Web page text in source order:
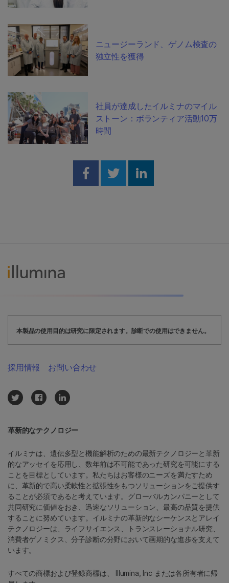
ニュージーランド、ゲノム検査の
独立性を獲得
社員が達成したイルミナのマイル
ストーン：ボランティア活動10万
時間
Share on Facebook
Share on Twitter
Share on
本製品の使用目的は研究に限定されます。診断での使用はできません。
革新的なテクノロジー
イルミナは、遺伝多型と機能解析のための最新テクノロジーと革新
的なアッセイを応用し、数年前は不可能であった研究を可能にする
ことを目標としています。私たちはお客様のニーズを満たすため
に、革新的で高い柔軟性と拡張性をもつソリューションをご提供す
ることが必須であると考えています。グローバルカンパニーとして
共同研究に価値をおき、迅速なソリューション、最高の品質を提供
することに努めています。イルミナの革新的なシーケンスとアレイ
テクノロジーは、ライフサイエンス、トランスレーショナル研究、
消費者ゲノミクス、分子診断の分野において画期的な進歩を支えて
います。
すべての商標および登録商標は、 Illumina, Inc または各所有者に帰
採用情報 お問い合わせ